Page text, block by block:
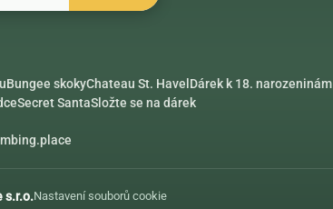
Bungee skokyChateau St. Havel Dárek k 18. narozeninám
Secret SantaSložte se na dárek
s.r.o.Nastavení souborů cookie